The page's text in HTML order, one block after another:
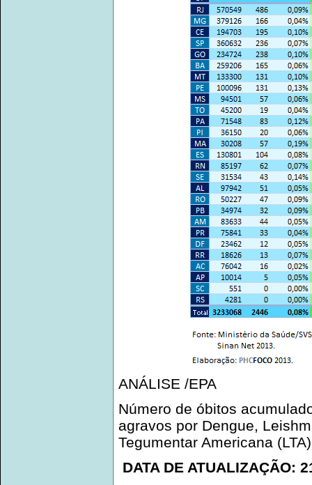
ANÁLISE /EPA
Número de óbitos
agravos por Dengue,
Tegumentar Americana
DATA DE ATUALIZAÇÃO: